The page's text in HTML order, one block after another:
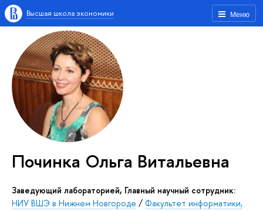
Меню
Высшая школа экономики
Починка Ольга Витальевна
Заведующий лабораторией, Главный научный сотрудник:
НИУ ВШЭ в Нижнем Новгороде / Факультет информатики,